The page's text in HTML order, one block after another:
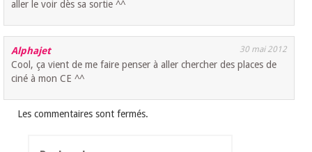
aller le voir dès sa sortie ^^
Alphajet 30 mai 2012
Cool, ça vient de me faire penser à aller chercher des places de
ciné à mon CE ^^
Les commentaires sont fermés.